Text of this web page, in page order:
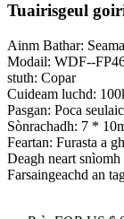
Tuairisgeul
Ainm Bathar:
Modail: WDF--
stuth: Copar
Cuideam luchd:
Pasgan: Poca
Sònrachadh: 7 *
Feartan: Furasta a
Deagh neart snìomh
Farsaingeachd an